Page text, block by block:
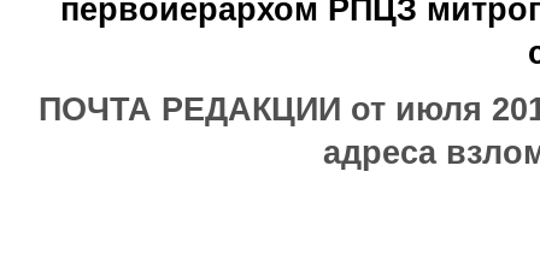
первоиерархом РПЦЗ
ПОЧТА РЕДАКЦИИ от июля
адреса